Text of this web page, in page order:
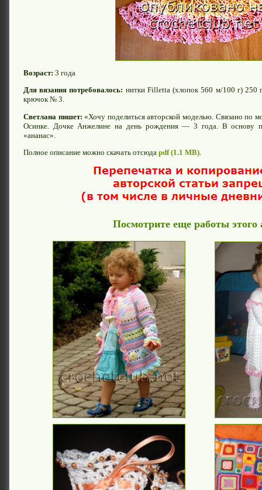
Возраст: 3 года
Для вязания потребовалось: нитки Filletta (хлопок 560 м/100 г) 250
крючок № 3.
Светлана пишет: «Хочу поделиться авторской моделью. Связано по
Осинке. Дочке Анжелине на день рождения — 3 года. В основу
«ананас».
Полное описание можно скачать отсюда pdf (1.1 MB).
Посмотрите еще работы этого